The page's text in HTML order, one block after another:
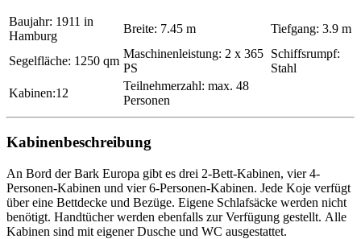
Baujahr: 1911 in
Hamburg
Breite: 7.45 m Tiefgang: 3.9 m
Segelfläche: 1250 qm
Maschinenleistung: 2 x 365
PS
Schiffsrumpf:
Stahl
Kabinen:12
Teilnehmerzahl: max. 48
Personen
Kabinenbeschreibung
An Bord der Bark Europa gibt es drei 2-Bett-Kabinen, vier 4-
Personen-Kabinen und vier 6-Personen-Kabinen. Jede Koje verfügt
über eine Bettdecke und Bezüge. Eigene Schlafsäcke werden nicht
benötigt. Handtücher werden ebenfalls zur Verfügung gestellt. Alle
Kabinen sind mit eigener Dusche und WC ausgestattet.